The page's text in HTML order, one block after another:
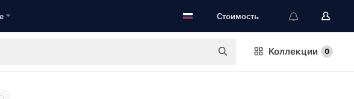
Стоимость
Коллекции 0